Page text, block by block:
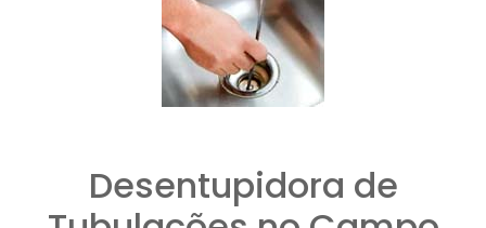
Desentupidora de